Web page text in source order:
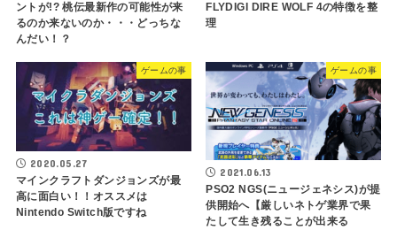
ントが!? 桃伝最新作の可能性が来
るのか来ないのか・・・どっちな
んだい！？
FLYDIGI DIRE WOLF 4の特徴を整
理
ゲームの事
2020.05.27
マインクラフトダンジョンズが最
高に面白い！！オススメは
Nintendo Switch版ですね
ゲームの事
2021.06.13
PSO2 NGS(ニュージェネシス)が提
供開始へ【厳しいネトゲ業界で果
たして生き残ることが出来る